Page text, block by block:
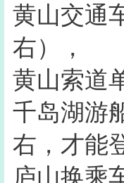
黄山交通
右），
黄山索道
千岛湖游
右，才能
庐山换乘